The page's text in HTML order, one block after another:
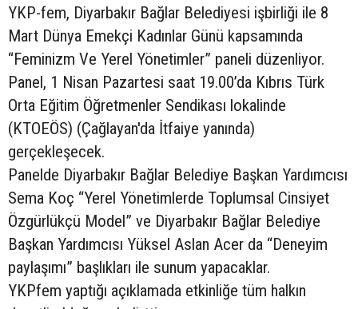
YKP-fem, Diyarbakır Bağlar Belediyesi işbirliği ile 8
Mart Dünya Emekçi Kadınlar Günü kapsamında
“Feminizm Ve Yerel Yönetimler” paneli düzenliyor.
Panel, 1 Nisan Pazartesi saat 19.00’da Kıbrıs Türk
Orta Eğitim Öğretmenler Sendikası lokalinde
(KTOEÖS) (Çağlayan'da İtfaiye yanında)
gerçekleşecek.
Panelde Diyarbakır Bağlar Belediye Başkan Yardımcısı
Sema Koç “Yerel Yönetimlerde Toplumsal Cinsiyet
Özgürlükçü Model” ve Diyarbakır Bağlar Belediye
Başkan Yardımcısı Yüksel Aslan Acer da “Deneyim
paylaşımı” başlıkları ile sunum yapacaklar.
YKPfem yaptığı açıklamada etkinliğe tüm halkın